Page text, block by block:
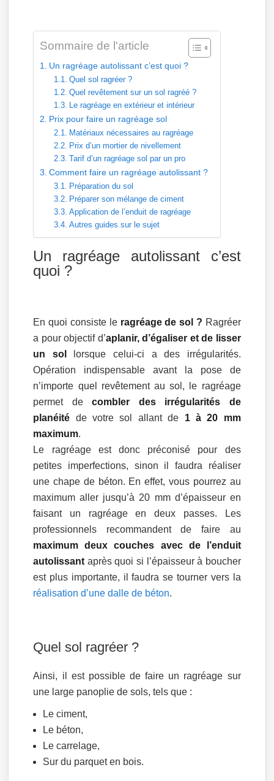
Sommaire de l'article
Un ragréage autolissant c’est quoi ?
Quel sol ragréer ?
Quel revêtement sur un sol ragréé ?
Le ragréage en extérieur et intérieur
Prix pour faire un ragréage sol
Matériaux nécessaires au ragréage
Prix d’un mortier de nivellement
Tarif d’un ragréage sol par un pro
Comment faire un ragréage autolissant ?
Préparation du sol
Préparer son mélange de ciment
Application de l’enduit de ragréage
Autres guides sur le sujet
Un ragréage autolissant c’est
quoi ?
En quoi consiste le ragréage de sol ? Ragréer
a pour objectif d’aplanir, d’égaliser et de lisser
un sol
lorsque celui-ci a des irrégularités.
Opération indispensable avant la pose de
n’importe quel revêtement au sol, le ragréage
permet decombler des irrégularités de
planéité de votre sol allant de 1 à 20 mm
maximum.
Le ragréage est donc préconisé pour des
petites imperfections, sinon il faudra réaliser
une chape de béton. En effet, vous pourrez au
maximum aller jusqu’à 20 mm d’épaisseur en
faisant un ragréage en deux passes. Les
professionnels recommandent de faire au
maximum deux couches avec de l’enduit
autolissant après quoi si l’épaisseur à boucher
est plus importante, il faudra se tourner vers la
réalisation d’une dalle de béton.
Quel sol ragréer ?
Ainsi, il est possible de faire un ragréage sur
une large panoplie de sols, tels que :
Le ciment,
Le béton,
Le carrelage,
Sur du parquet en bois.